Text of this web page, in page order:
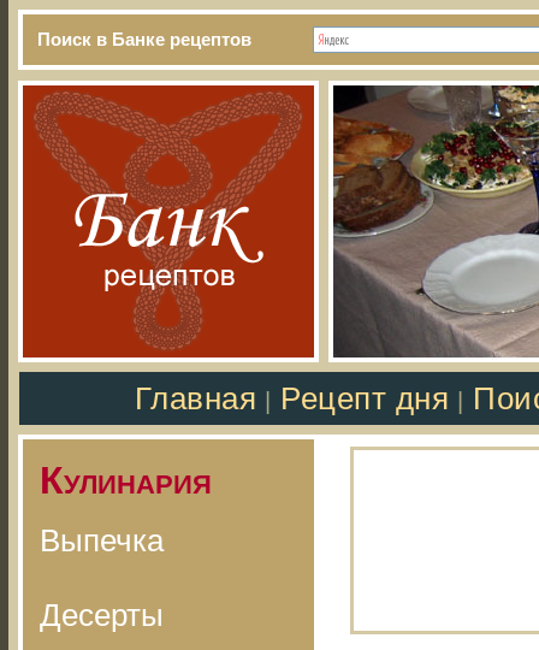
Поиск в Банке рецептов
Главная Рецепт дня
Кулинария
Выпечка
Десерты